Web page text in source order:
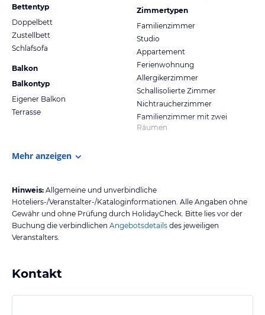
Bettentyp
Doppelbett
Zustellbett
Schlafsofa
Balkon
Balkontyp
Eigener Balkon
Terrasse
Zimmertypen
Familienzimmer
Studio
Appartement
Ferienwohnung
Allergikerzimmer
Schallisolierte Zimmer
Nichtraucherzimmer
Familienzimmer mit zwei
Räumen
Mehr anzeigen
Hinweis: Allgemeine und unverbindliche
Hoteliers-/Veranstalter-/Kataloginformationen. Alle Angaben ohne
Gewähr und ohne Prüfung durch HolidayCheck. Bitte lies vor der
Buchung die verbindlichen Angebotsdetails des jeweiligen
Veranstalters.
Kontakt